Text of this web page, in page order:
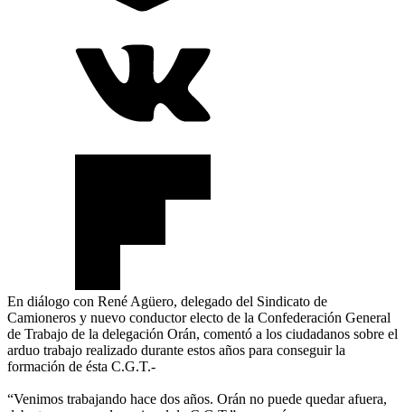
En diálogo con René Agüero, delegado del Sindicato de
Camioneros y nuevo conductor electo de la Confederación General
de Trabajo de la delegación Orán, comentó a los ciudadanos sobre el
arduo trabajo realizado durante estos años para conseguir la
formación de ésta C.G.T.-
“Venimos trabajando hace dos años. Orán no puede quedar afuera,